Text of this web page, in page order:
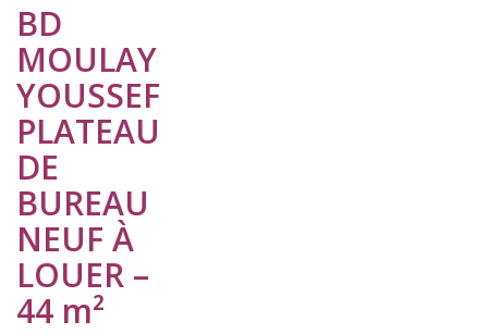
BD
MOULAY
YOUSSEF
PLATEAU
DE
BUREAU
NEUF À
LOUER –
44 m²